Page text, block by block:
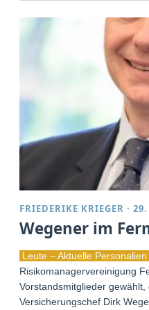
FRIEDERIKE KRIEGER ·
Wegener im
Leute – Aktuelle Personalien
Risikomanagervereinigung
Vorstandsmitglieder
Versicherungschef Dirk